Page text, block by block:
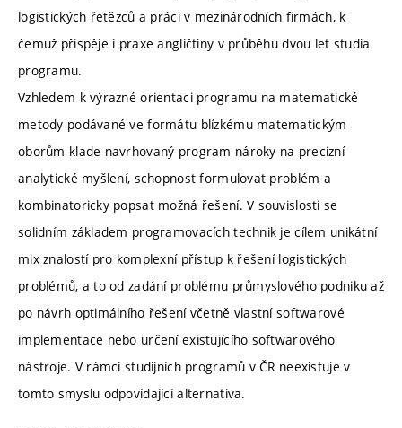
logistických řetězců a práci v mezinárodních firmách, k
čemuž přispěje i praxe angličtiny v průběhu dvou let studia
programu.
Vzhledem k výrazné orientaci programu na matematické
metody podávané ve formátu blízkému matematickým
oborům klade navrhovaný program nároky na precizní
analytické myšlení, schopnost formulovat problém a
kombinatoricky popsat možná řešení. V souvislosti se
solidním základem programovacích technik je cílem unikátní
mix znalostí pro komplexní přístup k řešení logistických
problémů, a to od zadání problému průmyslového podniku až
po návrh optimálního řešení včetně vlastní softwarové
implementace nebo určení existujícího softwarového
nástroje. V rámci studijních programů v ČR neexistuje v
tomto smyslu odpovídající alternativa.